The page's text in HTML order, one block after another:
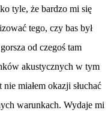
tyle, że bardzo mi się
tego, czy bas był
od czegoś tam
akustycznych w tym
miałem okazji słuchać
warunkach. Wydaje mi